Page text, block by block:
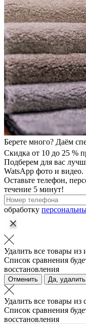
Берете много? Даём
Скидка от 10 до 25 %
Подберем для вас
WatsApp фото и видео.
Оставьте телефон,
течение 5 минут!
обработку
Удалить все товары из
Список сравнения
восстановления
Отменить Да, удалить
Удалить все товары из
Список сравнения
восстановления